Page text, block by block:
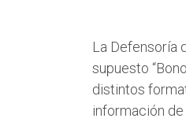
La Defensoría
supuesto
distintos
información de